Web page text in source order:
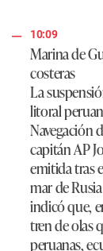
10:09
Marina de
costeras
La
litoral
Navegación
capitán AP
emitida tras
mar de
indicó que,
tren de olas
peruanas,